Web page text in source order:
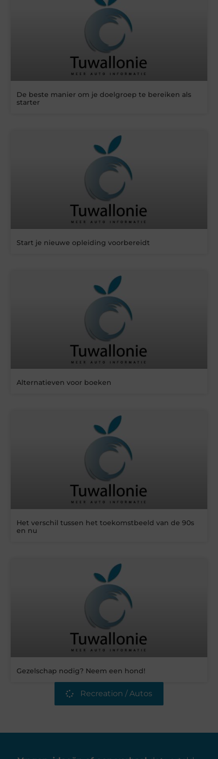
De beste manier om je doelgroep te bereiken als
starter
Start je nieuwe opleiding voorbereidt
Alternatieven voor boeken
Het verschil tussen het toekomstbeeld van de 90s
en nu
Gezelschap nodig? Neem een hond!
Recreation / Autos